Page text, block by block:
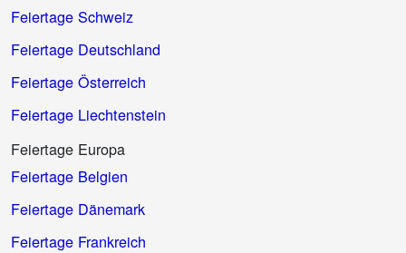
Feiertage Schweiz
Feiertage Deutschland
Feiertage Österreich
Feiertage Liechtenstein
Feiertage Europa
Feiertage Belgien
Feiertage Dänemark
Feiertage Frankreich